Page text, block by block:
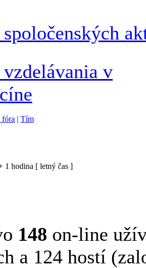
v
fóra | Tím
1 hodina [ letný čas ]
148 on-line
a 124 hostí